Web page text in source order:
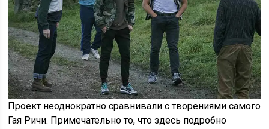
Проект неоднократно сравнивали с творениями самого
Гая Ричи. Примечательно то, что здесь подробно